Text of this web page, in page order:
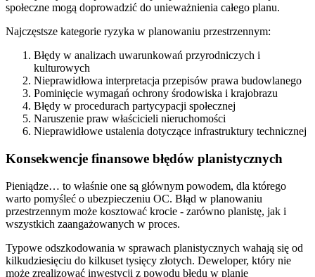
społeczne mogą doprowadzić do unieważnienia całego planu.
Najczęstsze kategorie ryzyka w planowaniu przestrzennym:
Błędy w analizach uwarunkowań przyrodniczych i
kulturowych
Nieprawidłowa interpretacja przepisów prawa budowlanego
Pominięcie wymagań ochrony środowiska i krajobrazu
Błędy w procedurach partycypacji społecznej
Naruszenie praw właścicieli nieruchomości
Nieprawidłowe ustalenia dotyczące infrastruktury technicznej
Konsekwencje finansowe błędów planistycznych
Pieniądze… to właśnie one są głównym powodem, dla którego
warto pomyśleć o ubezpieczeniu OC. Błąd w planowaniu
przestrzennym może kosztować krocie - zarówno planistę, jak i
wszystkich zaangażowanych w proces.
Typowe odszkodowania w sprawach planistycznych wahają się od
kilkudziesięciu do kilkuset tysięcy złotych. Deweloper, który nie
może zrealizować inwestycji z powodu błędu w planie